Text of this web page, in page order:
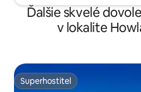
Ďalšie skvelé
v lokalite
Superhostiteľ
Superhostiteľ